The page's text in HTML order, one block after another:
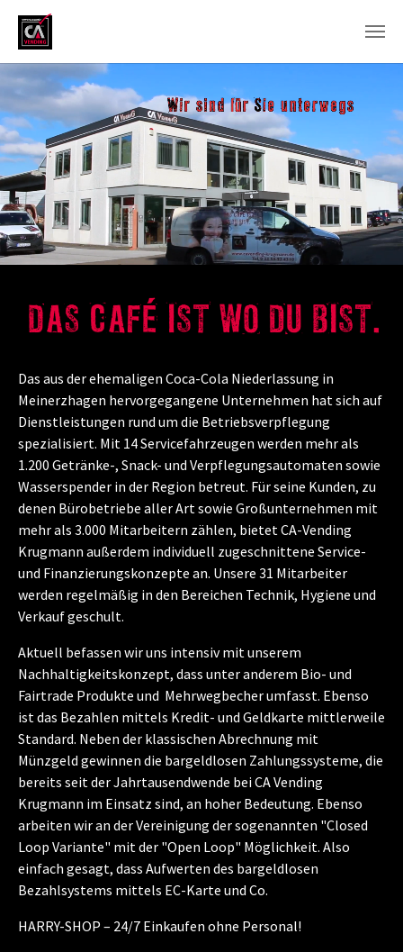
Zum Hauptinhalt springen
Das aus der ehemaligen Coca-Cola Niederlassung in
Meinerzhagen hervorgegangene Unternehmen hat sich auf
Dienstleistungen rund um die Betriebsverpflegung
spezialisiert. Mit 14 Servicefahrzeugen werden mehr als
1.200 Getränke-, Snack- und Verpflegungsautomaten sowie
Wasserspender in der Region betreut. Für seine Kunden, zu
denen Bürobetriebe aller Art sowie Großunternehmen mit
mehr als 3.000 Mitarbeitern zählen, bietet CA-Vending
Krugmann außerdem individuell zugeschnittene Service-
und Finanzierungskonzepte an. Unsere 31 Mitarbeiter
werden regelmäßig in den Bereichen Technik, Hygiene und
Verkauf geschult.
Aktuell befassen wir uns intensiv mit unserem
Nachhaltigkeitskonzept, dass unter anderem Bio- und
Fairtrade Produkte und Mehrwegbecher umfasst. Ebenso
ist das Bezahlen mittels Kredit- und Geldkarte mittlerweile
Standard. Neben der klassischen Abrechnung mit
Münzgeld gewinnen die bargeldlosen Zahlungssysteme, die
bereits seit der Jahrtausendwende bei CA Vending
Krugmann im Einsatz sind, an hoher Bedeutung. Ebenso
arbeiten wir an der Vereinigung der sogenannten "Closed
Loop Variante" mit der "Open Loop" Möglichkeit. Also
einfach gesagt, dass Aufwerten des bargeldlosen
Bezahlsystems mittels EC-Karte und Co.
HARRY-SHOP – 24/7 Einkaufen ohne Personal!